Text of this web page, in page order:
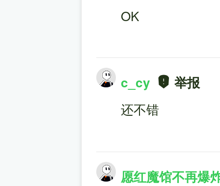
OK
c_cy
举报
还不错
愿红魔馆不再爆